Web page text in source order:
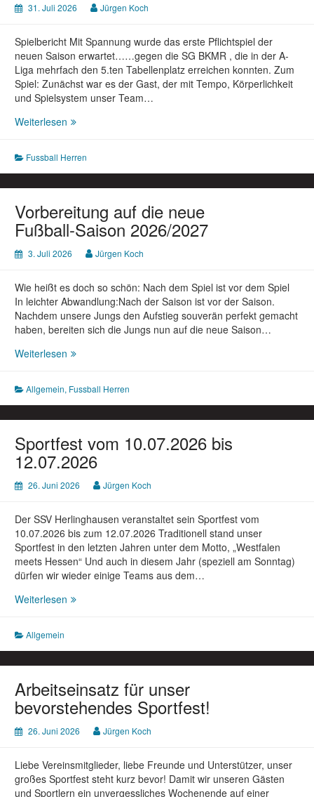
31. Juli 2026 Jürgen Koch
Spielbericht Mit Spannung wurde das erste Pflichtspiel der
neuen Saison erwartet……gegen die SG BKMR , die in der A-
Liga mehrfach den 5.ten Tabellenplatz erreichen konnten. Zum
Spiel: Zunächst war es der Gast, der mit Tempo, Körperlichkeit
und Spielsystem unser Team…
Weiterlesen Kreispokal
am
31.07.2026,
19.00h,
gegen
SG
BKMR
(1:1)
Fussball Herren
Vorbereitung auf die neue
Fußball-Saison 2026/2027
3. Juli 2026 Jürgen Koch
Wie heißt es doch so schön: Nach dem Spiel ist vor dem Spiel
In leichter Abwandlung:Nach der Saison ist vor der Saison.
Nachdem unsere Jungs den Aufstieg souverän perfekt gemacht
haben, bereiten sich die Jungs nun auf die neue Saison…
Weiterlesen Vorbereitung
neue
Fußball-
Saison
2026/2027
Allgemein, Fussball Herren
Sportfest vom 10.07.2026 bis
12.07.2026
26. Juni 2026 Jürgen Koch
Der SSV Herlinghausen veranstaltet sein Sportfest vom
10.07.2026 bis zum 12.07.2026 Traditionell stand unser
Sportfest in den letzten Jahren unter dem Motto, „Westfalen
meets Hessen“ Und auch in diesem Jahr (speziell am Sonntag)
dürfen wir wieder einige Teams aus dem…
Weiterlesen Sportfest
12.07.2026
Allgemein
Arbeitseinsatz für unser
bevorstehendes Sportfest!
26. Juni 2026 Jürgen Koch
Liebe Vereinsmitglieder, liebe Freunde und Unterstützer, ​unser
großes Sportfest steht kurz bevor! Damit wir unseren Gästen
und Sportlern ein unvergessliches Wochenende auf einer